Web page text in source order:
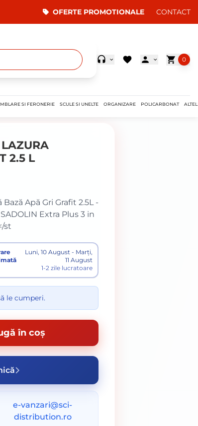
OFERTE PROMOTIONALE CONTACT
0
SI FERONERIE SCULE SI UNELTE ORGANIZARE POLICARBONAT
2.5 L
Apă Gri Grafit 2.5L -
Extra Plus 3 in
st
Luni, 10 August - Marți,
11 August
1-2 zile lucratoare
le cumperi.
în coș
e-vanzari@sci-
distribution.ro